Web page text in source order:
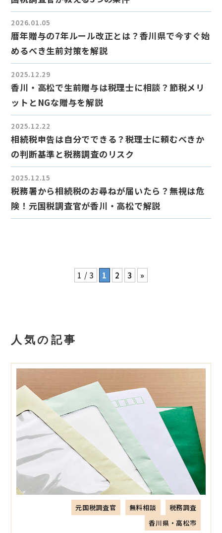
2026.01.05
暦年贈与の7年ルール改正とは？香川県で今すぐ始
めるべき生前対策を解説
2025.12.29
香川・高松で生前贈与は税理士に相談？節税メリ
ットとNGな贈与を解説
2025.12.22
相続税申告は自分でできる？税理士に頼むべきか
の判断基準と税務調査のリスク
2025.12.15
税務署から相続税のお尋ねが届いたら？無視は危
険！元国税調査官が香川・高松で解説
1 / 3 1 2 3 »
人気の記事
元国税調査官 無料相談
税務調査
香川県・高松市